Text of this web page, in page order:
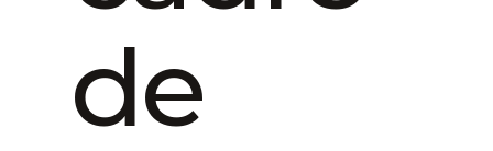
de